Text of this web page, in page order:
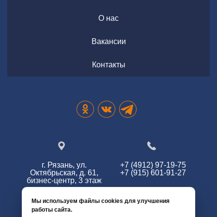
О нас
Вакансии
Контакты
г. Рязань, ул.
Октябрьская, д. 61,
бизнес-центр, 3 этаж
+7 (4912) 97-19-75
+7 (915) 601-91-27
Мы используем файлы cookies для улучшения
работы сайта.